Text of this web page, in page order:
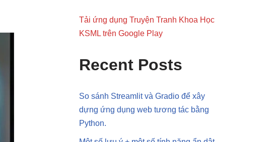
Tải ứng dụng Truyện Tranh Khoa Học
KSML trên Google Play
Recent Posts
So sánh Streamlit và Gradio để xây
dựng ứng dụng web tương tác bằng
Python.